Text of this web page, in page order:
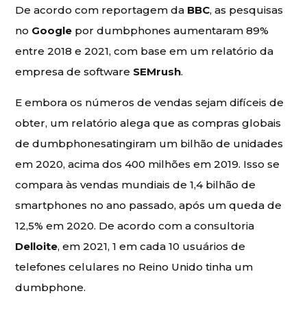
De acordo com reportagem da BBC, as pesquisas
no Google por dumbphones aumentaram 89%
entre 2018 e 2021, com base em um relatório da
empresa de software SEMrush.
E embora os números de vendas sejam difíceis de
obter, um relatório alega que as compras globais
de dumbphonesatingiram um bilhão de unidades
em 2020, acima dos 400 milhões em 2019. Isso se
compara às vendas mundiais de 1,4 bilhão de
smartphones no ano passado, após um queda de
12,5% em 2020. De acordo com a consultoria
Delloite, em 2021, 1 em cada 10 usuários de
telefones celulares no Reino Unido tinha um
dumbphone.